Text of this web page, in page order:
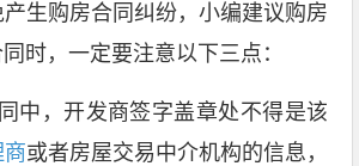
生购房合同纠纷，小编建议购房
时，一定要注意以下三点：
中，开发商签字盖章处不得是该
或者房屋交易中介机构的信息，